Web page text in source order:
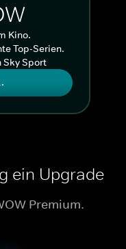
Kino.
Top-Serien.
Sky Sport
ein Upgrade
Premium.